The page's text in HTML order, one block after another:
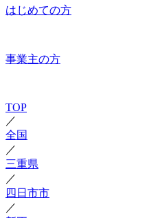
はじめての方
事業主の方
TOP
／
全国
／
三重県
／
四日市市
／